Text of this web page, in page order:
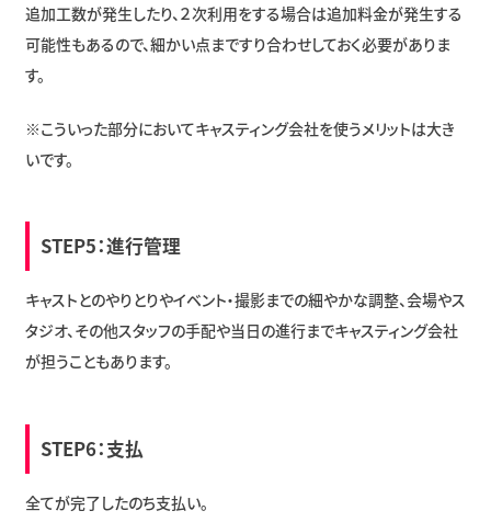
追加工数が発生したり、２次利用をする場合は追加料金が発生する
可能性もあるので、細かい点まですり合わせしておく必要がありま
す。
※こういった部分においてキャスティング会社を使うメリットは大き
いです。
STEP5：進行管理
キャストとのやりとりやイベント・撮影までの細やかな調整、会場やス
タジオ、その他スタッフの手配や当日の進行までキャスティング会社
が担うこともあります。
STEP6：支払
全てが完了したのち支払い。